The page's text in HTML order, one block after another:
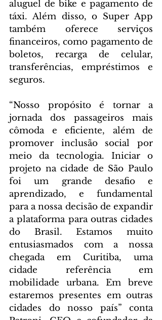
aluguel de bike e pagamento de
táxi. Além disso, o Super App
também oferece serviços
financeiros, como pagamento de
boletos, recarga de celular,
transferências, empréstimos e
seguros.
“Nosso propósito é tornar a
jornada dos passageiros mais
cômoda e eficiente, além de
promover inclusão social por
meio da tecnologia. Iniciar o
projeto na cidade de São Paulo
foi um grande desafio e
aprendizado, e fundamental
para a nossa decisão de expandir
a plataforma para outras cidades
do Brasil. Estamos muito
entusiasmados com a nossa
chegada em Curitiba, uma
cidade referência em
mobilidade urbana. Em breve
estaremos presentes em outras
cidades do nosso país” conta